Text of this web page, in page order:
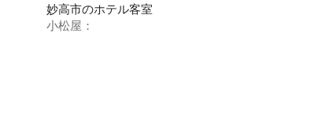
妙高市のホテル客室
小松屋：